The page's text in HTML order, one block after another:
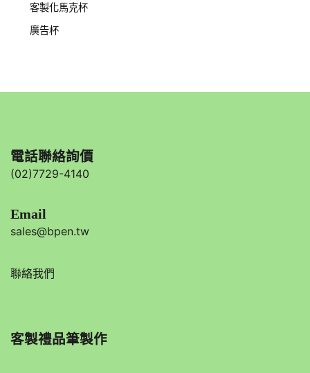
客製化馬克杯
廣告杯
電話聯絡詢價
(02)7729-4140
Email
sales@bpen.tw
聯絡我們
客製禮品筆製作